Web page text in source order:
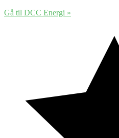
Gå til DCC Energi »